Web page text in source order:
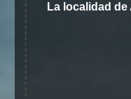
La localidad